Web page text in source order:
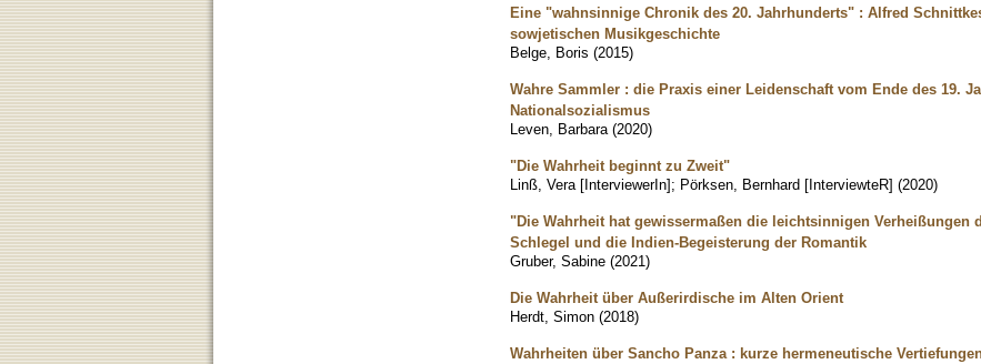
Eine "wahnsinnige Chronik des 20. Jahrhunderts" : Alfred
sowjetischen Musikgeschichte
Belge, Boris (2015)
Wahre Sammler : die Praxis einer Leidenschaft vom Ende des 19.
Nationalsozialismus
Leven, Barbara (2020)
"Die Wahrheit beginnt zu Zweit"
Linß, Vera [InterviewerIn]; Pörksen, Bernhard [InterviewteR] (2020)
"Die Wahrheit hat gewissermaßen die leichtsinnigen Verheißungen
Schlegel und die Indien-Begeisterung der Romantik
Gruber, Sabine (2021)
Die Wahrheit über Außerirdische im Alten Orient
Herdt, Simon (2018)
Wahrheiten über Sancho Panza : kurze hermeneutische